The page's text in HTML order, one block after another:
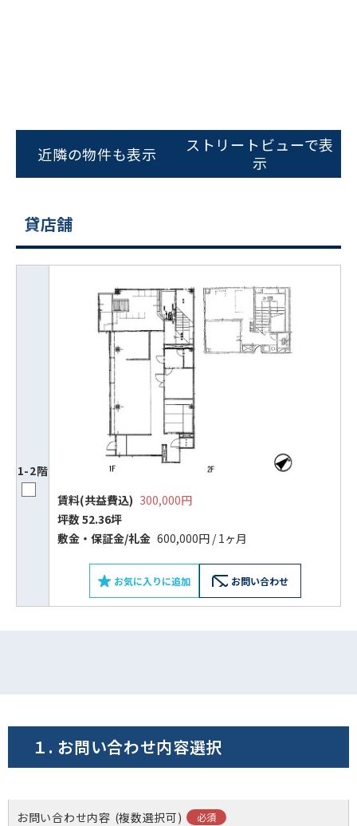
近隣の物件も表示
ストリートビューで表
示
貸店舗
1-2階
賃料(共益費込) 300,000円
坪数 52.36坪
敷⾦‧保証⾦/礼⾦ 600,000円 / 1ヶ月
お気に入りに追加 お問い合わせ
ビルコード：172272
をお伝えいただくと
スムーズにご案内できます
フォームでお問い合わせ
１. お問い合わせ内容選択
お問い合わせ内容 (複数選択可)